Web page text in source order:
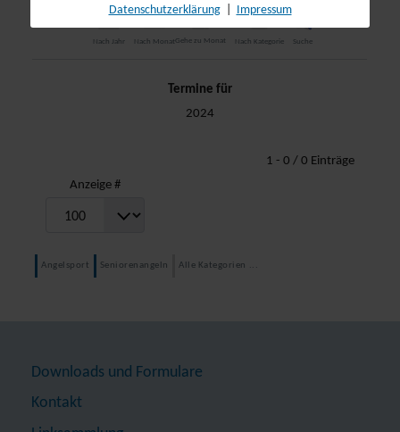
Nach Jahr Nach MonatGehe zu Monat Nach Kategorie Suche
Termine für
2024
Limite der Paginierungsliste
1 - 0 / 0 Einträge
Anzeige #
Angelsport Seniorenangeln Alle Kategorien ...
Downloads und Formulare
Kontakt
Datenschutzerklärung Impressum